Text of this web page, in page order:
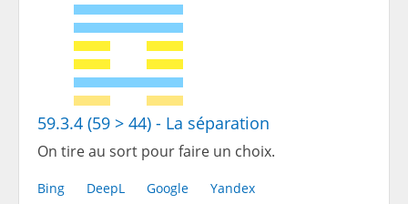
59.3.4 (59 > 44) - La séparation
On tire au sort pour faire un choix.
Bing DeepL Google Yandex